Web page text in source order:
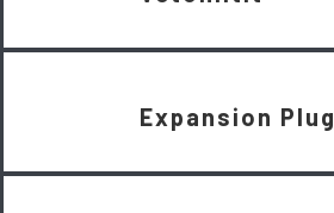
Expansion Plug